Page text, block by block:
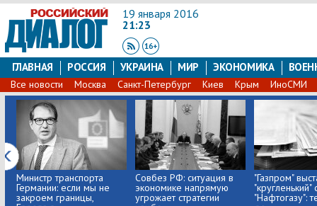
19 января 2016
21:23
ГЛАВНАЯ РОССИЯ УКРАИНА МИР ЭКОНОМИКА
Все новости Москва Санкт-Петербург Киев Крым ИноСМИ
Министр транспорта
Германии: если мы не
закроем границы,
Совбез РФ: ситуация в
экономике напрямую
угрожает стратегии
"Газпром"
"кругленький"
"Нафтогазу":